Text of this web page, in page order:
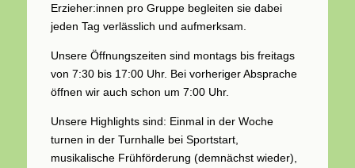
Erzieher:innen pro Gruppe begleiten sie dabei
jeden Tag verlässlich und aufmerksam.
Unsere Öffnungszeiten sind montags bis freitags
von 7:30 bis 17:00 Uhr. Bei vorheriger Absprache
öffnen wir auch schon um 7:00 Uhr.
Unsere Highlights sind: Einmal in der Woche
turnen in der Turnhalle bei Sportstart,
musikalische Frühförderung (demnächst wieder),